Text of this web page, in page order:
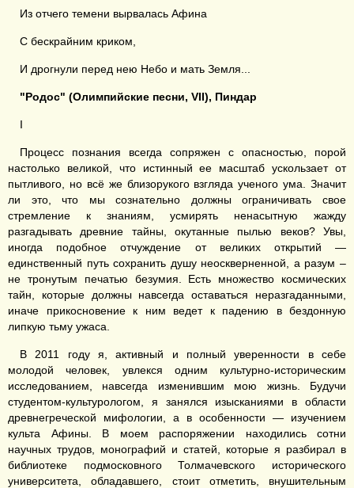
Из отчего темени вырвалась Афина
С бескрайним криком,
И дрогнули перед нею Небо и мать Земля...
"Родос" (Олимпийские песни, VII), Пиндар
I
Процесс познания всегда сопряжен с опасностью, порой
настолько великой, что истинный ее масштаб ускользает от
пытливого, но всё же близорукого взгляда ученого ума. Значит
ли это, что мы сознательно должны ограничивать свое
стремление к знаниям, усмирять ненасытную жажду
разгадывать древние тайны, окутанные пылью веков? Увы,
иногда подобное отчуждение от великих открытий —
единственный путь сохранить душу неоскверненной, а разум ‒
не тронутым печатью безумия. Есть множество космических
тайн, которые должны навсегда оставаться неразгаданными,
иначе прикосновение к ним ведет к падению в бездонную
липкую тьму ужаса.
В 2011 году я, активный и полный уверенности в себе
молодой человек, увлекся одним культурно-историческим
исследованием, навсегда изменившим мою жизнь. Будучи
студентом-культурологом, я занялся изысканиями в области
древнегреческой мифологии, а в особенности — изучением
культа Афины. В моем распоряжении находились сотни
научных трудов, монографий и статей, которые я разбирал в
библиотеке подмосковного Толмачевского исторического
университета, обладавшего, стоит отметить, внушительным